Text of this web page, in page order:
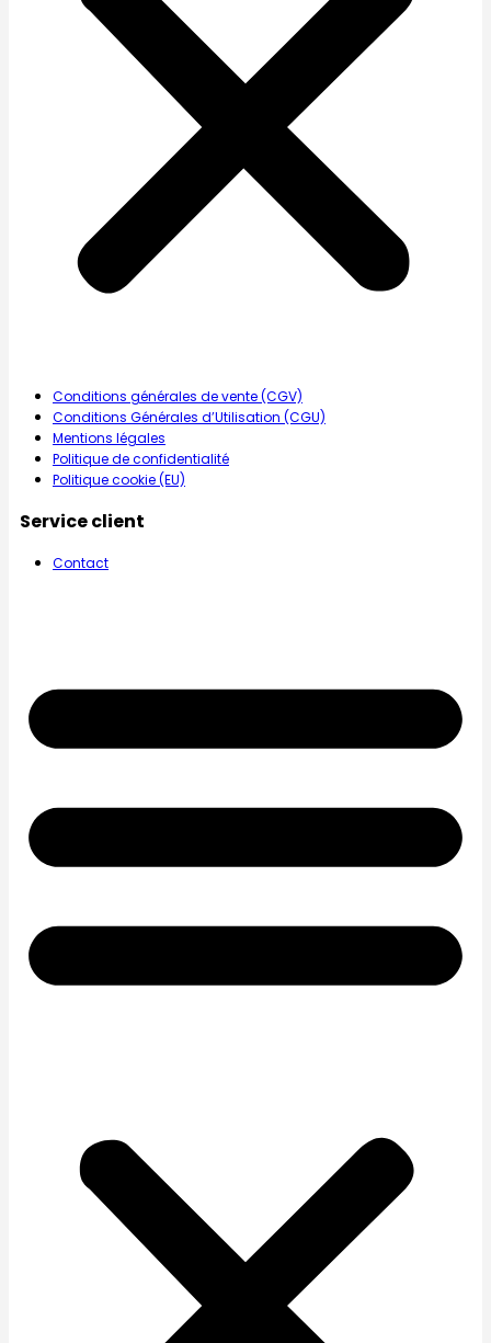
Conditions générales de vente (CGV)
Conditions Générales d’Utilisation (CGU)
Mentions légales
Politique de confidentialité
Politique cookie (EU)
Service client
Contact